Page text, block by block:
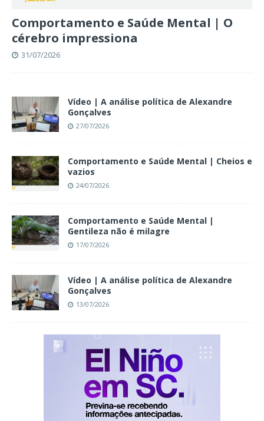
Comportamento e Saúde Mental | O
cérebro impressiona
31/07/2026
Vídeo | A análise política de Alexandre
Gonçalves
27/07/2026
Comportamento e Saúde Mental | Cheios e
vazios
24/07/2026
Comportamento e Saúde Mental |
Gentileza não é milagre
17/07/2026
Vídeo | A análise política de Alexandre
Gonçalves
13/07/2026